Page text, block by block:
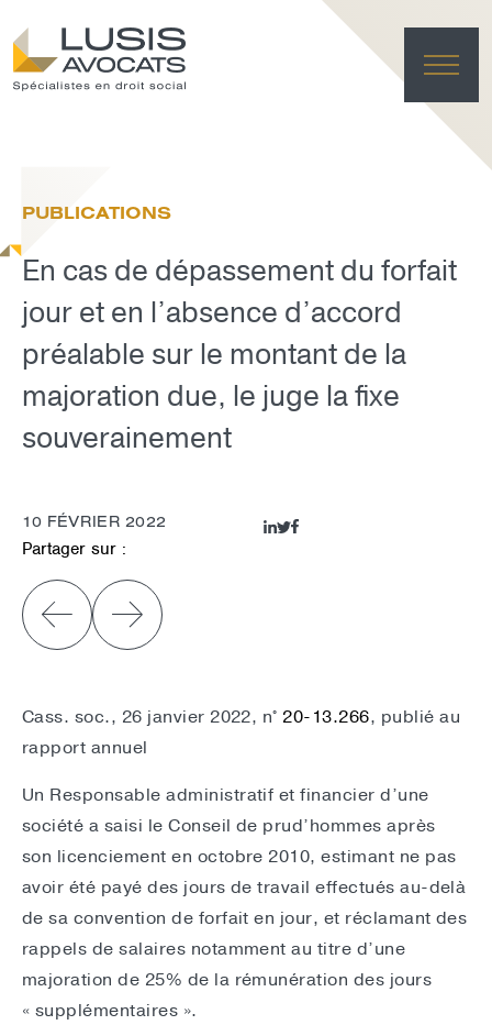
PUBLICATIONS
En cas de dépassement du forfait
jour et en l’absence d’accord
préalable sur le montant de la
majoration due, le juge la fixe
souverainement
10 FÉVRIER 2022
Partager sur :
Cass. soc., 26 janvier 2022, n° 20-13.266, publié au
rapport annuel
Un Responsable administratif et financier d’une
société a saisi le Conseil de prud’hommes après
son licenciement en octobre 2010, estimant ne pas
avoir été payé des jours de travail effectués au-delà
de sa convention de forfait en jour, et réclamant des
rappels de salaires notamment au titre d’une
majoration de 25% de la rémunération des jours
« supplémentaires ».